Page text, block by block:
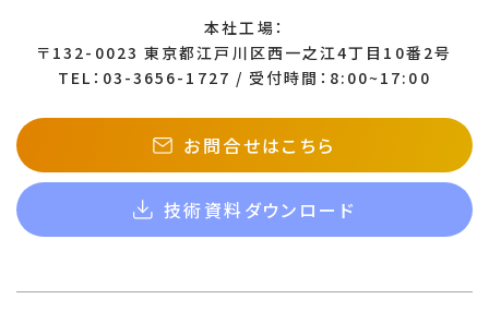
本社工場：
〒132-0023 東京都江戸川区西一之江4丁目10番2号
TEL：03-3656-1727 / 受付時間：8:00~17:00
お問合せはこちら
技術資料ダウンロード